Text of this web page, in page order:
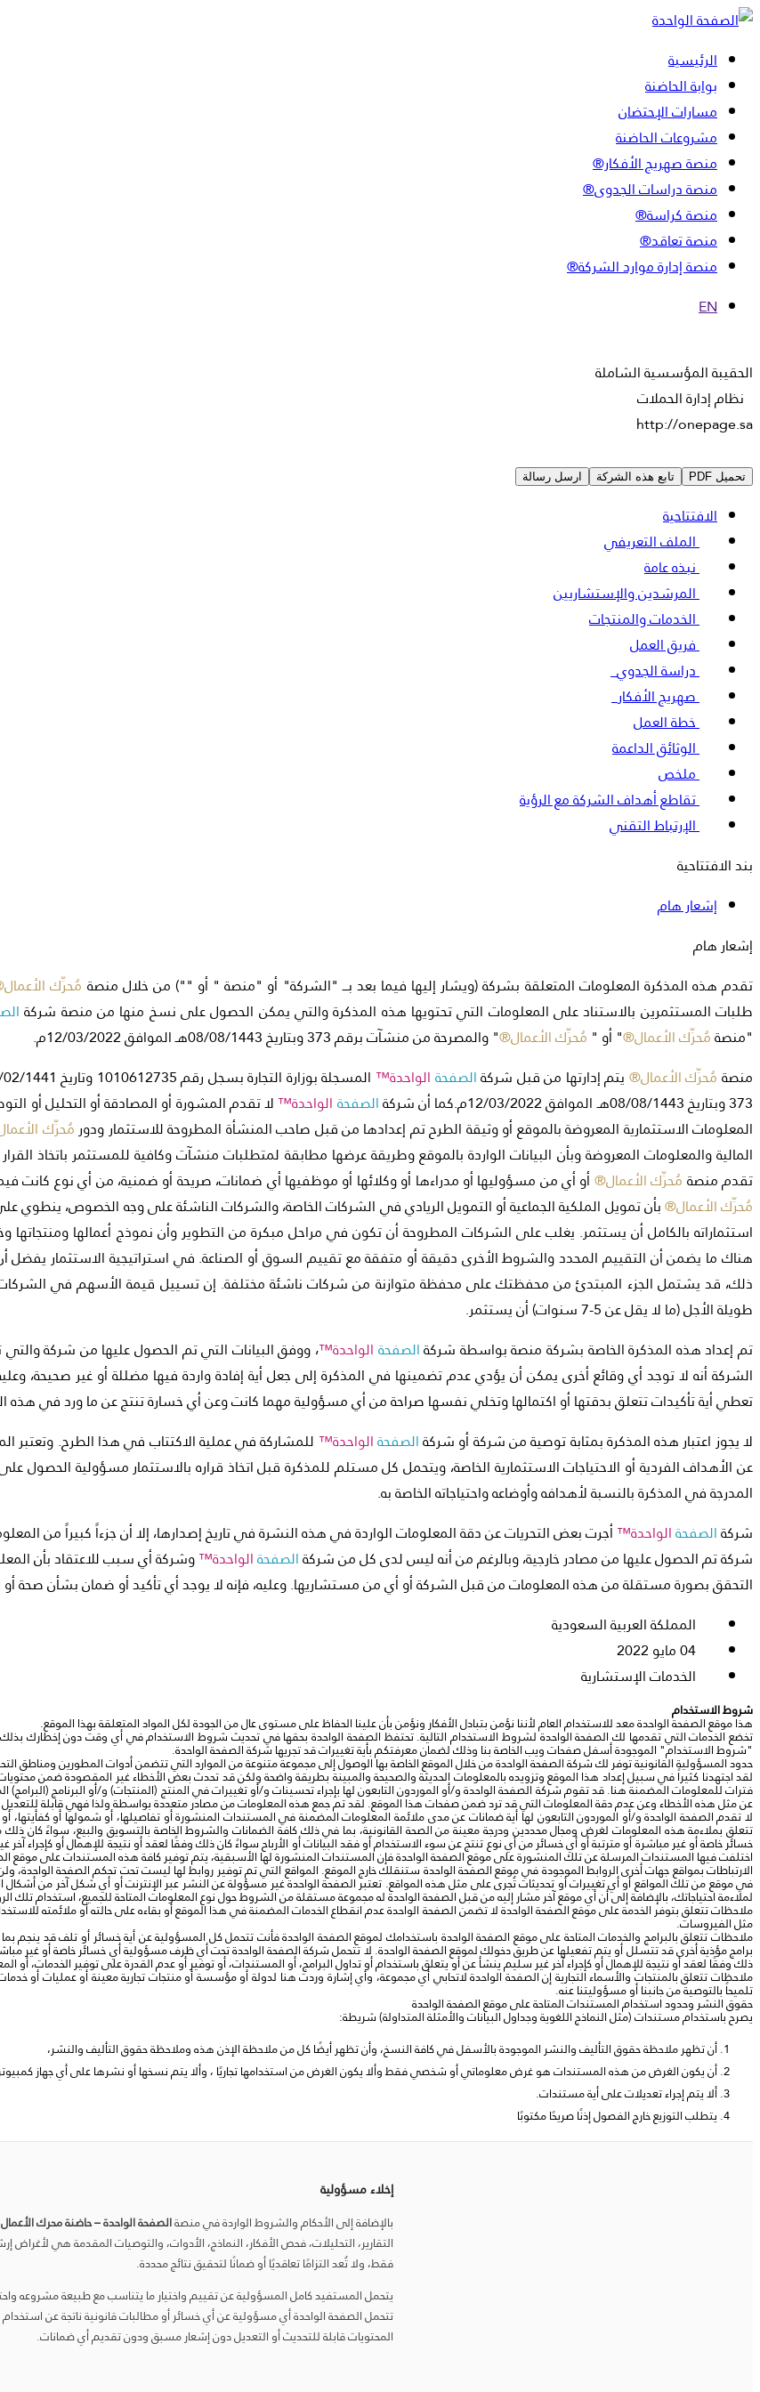
الرئيسية
بوابة الحاضنة
مسارات الإحتضان
مشروعات الحاضنة
منصة صهريج الأفكار®
منصة دراسات الجدوى®
منصة كراسة®
منصة تعاقد®
منصة إدارة موارد الشركة®
EN
الحقيبة المؤسسية الشاملة
نظام إدارة الحملات
http://onepage.sa
تحميل PDF تابع هذه الشركة ارسل رسالة
الافتتاحية
الملف التعريفي
نبذه عامة
المرشدين والإستشاريين
الخدمات والمنتجات
فريق العمل
دراسة الجدوي
صهريج الأفكار
خطة العمل
الوثائق الداعمة
ملخص
تقاطع أهداف الشركة مع الرؤية
الإرتباط التقني
بند الافتتاحية
إشعار هام
إشعار هام
تقدم هذه المذكرة المعلومات المتعلقة بشركة (ويشار إليها فيما بعد بـــ "الشركة" أو "منصة " أو "") من خلال منصة مُحرِّك
طلبات المستثمرين بالاستناد على المعلومات التي تحتويها هذه المذكرة والتي يمكن الحصول على نسخ منها من منصة شركة
"منصةمُحرِّك الأعمال®" أو " مُحرِّك الأعمال®" والمصرحة من منشآت برقم 373 وبتاريخ 08/08/1443هـ الموافق 12/03/2022م.
منصة مُحرِّك الأعمال® يتم إدارتها من قبل شركةالصفحة الواحدة™
373 وبتاريخ 08/08/1443هـ الموافق 12/03/2022م.كما أن شركة
الصفحة الواحدة™ لا تقدم المشورة أو المصادقة أو التحليل أو
المعلومات الاستثمارية المعروضة بالموقع أو وثيقة الطرح تم إعدادها من قبل صاحب المنشأة المطروحة للاستثمار ودورمُحرِّك
المالية والمعلومات المعروضة وبأن البيانات الواردة بالموقع وطريقة عرضها مطابقة لمتطلبات منشآت وكافية للمستثمر باتخاذ
تقدم منصة مُحرِّك الأعمال® أو أي من مسؤوليها أو مدراءها أو وكلائها أو موظفيها أي ضمانات، صريحة أو ضمنية، من أي نوع كانت
مُحرِّك الأعمال®بأن تمويل الملكية الجماعية أو التمويل الريادي في الشركات الخاصة، والشركات الناشئة على وجه الخصوص،
استثماراته بالكامل أن يستثمر. يغلب على الشركات المطروحة أن تكون في مراحل مبكرة من التطوير وأن نموذج أعمالها
هناك ما يضمن أن التقييم المحدد والشروط الأخرى دقيقة أو متفقة مع تقييم السوق أو الصناعة. في استراتيجية الاستثمار يفضل
ذلك، قد يشتمل الجزء المبتدئ من محفظتك على محفظة متوازنة من شركات ناشئة مختلفة. إن تسييل قيمة الأسهم في الشركات
طويلة الأجل (ما لا يقل عن 5-7 سنوات) أن يستثمر.
تم إعداد هذه المذكرة الخاصة بشركة منصة بواسطة شركةالصفحة الواحدة™، ووفق البيانات التي تم الحصول عليها من شركة
الشركة أنه لا توجد أي وقائع أخرى يمكن أن يؤدي عدم تضمينها في المذكرة إلى جعل أية إفادة واردة فيها مضللة أو غير صحيحة،
تعطي أية تأكيدات تتعلق بدقتها أو اكتمالها وتخلي نفسها صراحة من أي مسؤولية مهما كانت وعن أي خسارة تنتج عن ما ورد في هذه
لا يجوز اعتبار هذه المذكرة بمثابة توصية من شركة أو شركةالصفحةالواحدة™ للمشاركة في عملية الاكتتاب في هذا الطرح. وتعتبر
عن الأهداف الفردية أو الاحتياجات الاستثمارية الخاصة، ويتحمل كل مستلم للمذكرة قبل اتخاذ قراره بالاستثمار مسؤولية
المدرجة في المذكرة بالنسبة لأهدافه وأوضاعه واحتياجاته الخاصة به.
شركةالصفحةالواحدة™ أجرت بعض التحريات عن دقة المعلومات الواردة في هذه النشرة في تاريخ إصدارها، إلا أن جزءاً كبيراً من
شركة تم الحصول عليها من مصادر خارجية، وبالرغم من أنه ليس لدى كل من شركةالصفحةالواحدة™وشركة أي سبب للاعتقاد بأن
التحقق بصورة مستقلة من هذه المعلومات من قبل الشركة أو أي من مستشاريها. وعليه، فإنه لا يوجد أي تأكيد أو ضمان بشأن صحة
المملكة العربية السعودية
الخدمات الإستشارية
شروط الاستخدام
هذا موقع الصفحة الواحدة معد للاستخدام العام لأننا نؤمن بتبادل الأفكار ونؤمن بأن علينا الحفاظ على مستوى عال من الجودة لكل المواد المتعلقة بهذا الموقع.
تخضع الخدمات التي تقدمها لك الصفحة الواحدة لشروط الاستخدام التالية. تحتفظ الصفحة الواحدة بحقها في تحديث شروط الاستخدام في أي وقت دون إخطارك
"شروط الاستخدام" الموجودة أسفل صفحات ويب الخاصة بنا وذلك لضمان معرفتكم بأية تغييرات قد تجريها شركة الصفحة الواحدة.
حدود المسؤولية القانونية توفر لك شركة الصفحة الواحدة من خلال الموقع الخاصة بها الوصول إلى مجموعة متنوعة من الموارد التي تتضمن أدوات المطورين
لقد اجتهدنا كثيراً في سبيل إعداد هذا الموقع وتزويده بالمعلومات الحديثة والصحيحة والمبينة بطريقة واضحة ولكن قد تحدث بعض الأخطاء غير المقصودة ضمن
فترات للمعلومات المضمنة هنا. قد تقوم شركة الصفحة الواحدة و/أو الموردون التابعون لها بإجراء تحسينات و/أو تغييرات في المنتج (المنتجات) و/أو البرنامج
عن مثل هذه الأخطاء وعن عدم دقة المعلومات التي قد ترد ضمن صفحات هذا الموقع. لقد تم جمع هذه المعلومات من مصادر متعددة بواسطة ولذا فهي قابلة
لا تقدم الصفحة الواحدة و/أو الموردون التابعون لها أية ضمانات عن مدى ملائمة المعلومات المضمنة في المستندات المنشورة أو تفاصيلها، أو شمولها أو
تتعلق بملاءمة هذه المعلومات لغرض ومجال محددين ودرجة معينة من الصحة القانونية، بما في ذلك كافة الضمانات والشروط الخاصة بالتسويق والبيع، سواءً
خسائر خاصة أو غير مباشرة أو مترتبة أو أي خسائر من أي نوع تنتج عن سوء الاستخدام أو فقد البيانات أو الأرباح سواءً كان ذلك وفقًا لعقد أو نتيجة للإهمال أو كإجراء
اختلفت فيها المستندات المرسلة عن تلك المنشورة على موقع الصفحة الواحدة فإن المستندات المنشورة لها الأسبقية، يتم توفير كافة هذه المستندات على
الارتباطات بمواقع جهات أخرى الروابط الموجودة في موقع الصفحة الواحدة ستنقلك خارج الموقع. المواقع التي تم توفير روابط لها ليست تحت تحكم الصفحة
في موقع من تلك المواقع أو أي تغييرات أو تحديثات تُجرى على مثل هذه المواقع. تعتبر الصفحة الواحدة غير مسؤولة عن النشر عبر الإنترنت أو أي شكل آخر من
لملاءمة احتياجاتك، بالإضافة إلى أن أي موقع آخر مشار إليه من قبل الصفحة الواحدة له مجموعة مستقلة من الشروط حول نوع المعلومات المتاحة للجميع، استخدام تلك
ملاحظات تتعلق بتوفر الخدمة على موقع الصفحة الواحدة لا تضمن الصفحة الواحدة عدم انقطاع الخدمات المضمنة في هذا الموقع أو بقاءه على حالته أو ملائمته
مثل الفيروسات.
ملاحظات تتعلق بالبرامج والخدمات المتاحة على موقع الصفحة الواحدة باستخدامك لموقع الصفحة الواحدة فأنت تتحمل كل المسؤولية عن أية خسائر أو تلف قد ينجم
برامج مؤذية أخرى قد تتسلل أو يتم تفعيلها عن طريق دخولك لموقع الصفحة الواحدة. لا تتحمل شركة الصفحة الواحدة تحت أي ظرف مسؤولية أي خسائر خاصة أو غير
ذلك وفقًا لعقد أو نتيجة للإهمال أو كإجراء آخر غير سليم ينشأ عن أو يتعلق باستخدام أو تداول البرامج، أو المستندات، أو توفير أو عدم القدرة على توفير الخدمات، أو
ملاحظات تتعلق بالمنتجات والأسماء التجارية إن الصفحة الواحدة لاتحابي أي مجموعة، وأي إشارة وردت هنا لدولة أو مؤسسة أو منتجات تجارية معينة أو عمليات أو
تلميحاً بالتوصية من جانبنا أو مسؤوليتنا عنه.
حقوق النشر وحدود استخدام المستندات المتاحة على موقع الصفحة الواحدة
يصرح باستخدام مستندات (مثل النماذج اللغوية وجداول البيانات والأمثلة المتداولة) شريطة:
أن تظهر ملاحظة حقوق التأليف والنشر الموجودة بالأسفل في كافة النسخ، وأن تظهر أيضًا كل من ملاحظة الإذن هذه وملاحظة حقوق التأليف والنشر،
أن يكون الغرض من هذه المستندات هو غرض معلوماتي أو شخصي فقط وألا يكون الغرض من استخدامها تجاريًا ، وألا يتم نسخها أو نشرها على أي جهاز
ألا يتم إجراء تعديلات على أية مستندات.
يتطلب التوزيع خارج الفصول إذنًا صريحًا مكتوبًا
إخلاء مسؤولية
بالإضافة إلى الأحكام والشروط الواردة في منصةالصفحة الواحدة – حاضنة محرك الأعمال
التقارير، التحليلات، فحص الأفكار، النماذج، الأدوات، والتوصيات المقدمة هي لأغراض
فقط، ولا تُعد التزامًا تعاقديًا أو ضمانًا لتحقيق نتائج محددة.
يتحمل المستفيد كامل المسؤولية عن تقييم واختيار ما يتناسب مع طبيعة مشروعه
تتحمل الصفحة الواحدة أي مسؤولية عن أي خسائر أو مطالبات قانونية ناتجة عن
المحتويات قابلة للتحديث أو التعديل دون إشعار مسبق ودون تقديم أي ضمانات.